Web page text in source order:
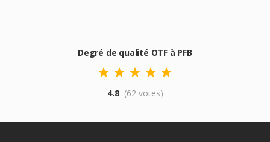
Degré de qualité OTF à PFB
4.8 (62 votes)